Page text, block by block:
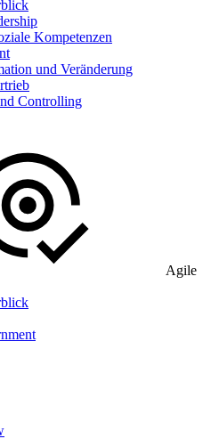
Kompetenzen
und Veränderung
Controlling
Agile